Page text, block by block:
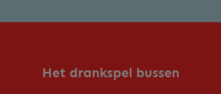
Het drankspel bussen